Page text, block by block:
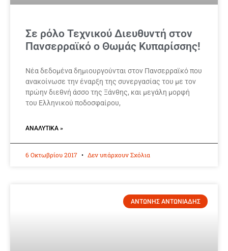
Σε ρόλο Τεχνικού Διευθυντή στον
Πανσερραϊκό ο Θωμάς Κυπαρίσσης!
Νέα δεδομένα δημιουργούνται στον Πανσερραϊκό που
ανακοίνωσε την έναρξη της συνεργασίας του με τον
πρώην διεθνή άσσο της Ξάνθης, και μεγάλη μορφή
του Ελληνικού ποδοσφαίρου,
ΑΝΑΛΥΤΙΚΆ »
6 Οκτωβρίου 2017 Δεν υπάρχουν Σχόλια
ΑΝΤΩΝΗΣ ΑΝΤΩΝΙΑΔΗΣ